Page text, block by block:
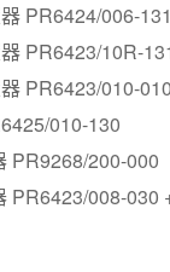
PR6424/006-
PR6423/10R-
PR6423/010-
010-130
PR9268/200-000
PR6423/008-030